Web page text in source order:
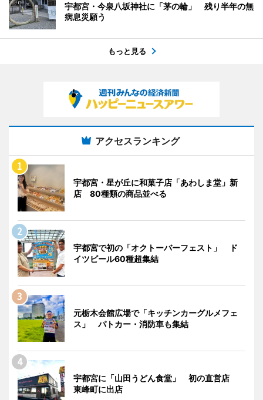
宇都宮・今泉八坂神社に「茅の輪」 残り半年の無
病息災願う
もっと見る
アクセスランキング
宇都宮・星が丘に和菓子店「あわしま堂」新
店 80種類の商品並べる
宇都宮で初の「オクトーバーフェスト」 ド
イツビール60種超集結
元栃木会館広場で「キッチンカーグルメフェ
ス」 パトカー・消防車も集結
宇都宮に「山田うどん食堂」 初の直営店
東峰町に出店